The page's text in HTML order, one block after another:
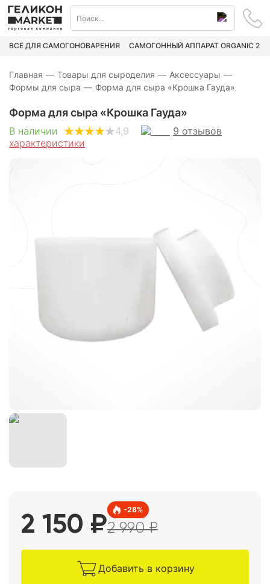
ВСЁ ДЛЯ САМОГОНОВАРЕНИЯ САМОГОННЫЙ АППАРАТ ORGANIC 2
Главная — Товары для сыроделия — Аксессуары —
Формы для сыра — Форма для сыра «Крошка Гауда»
Форма для сыра «Крошка Гауда»
В наличии 4,9 9 отзывов
характеристики
2 150 ₽
-28%
2 990₽
Добавить в корзину